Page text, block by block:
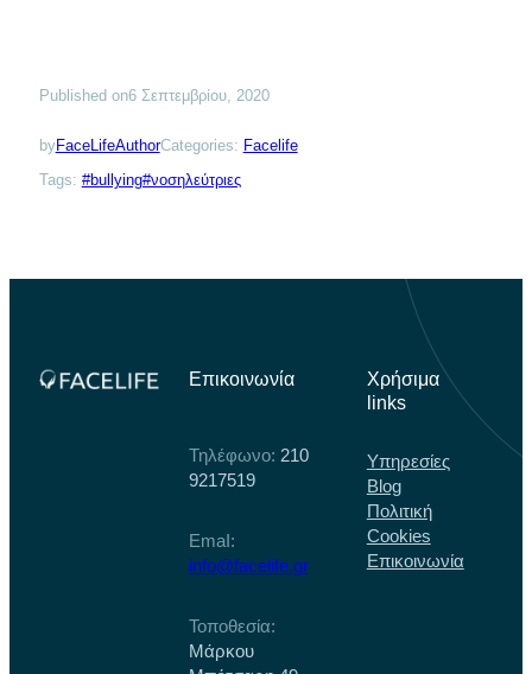
Published on6 Σεπτεμβρίου, 2020
byFaceLifeAuthorCategories: Facelife
Tags: #bullying#νοσηλεύτριες
Επικοινωνία
Τηλέφωνο: 210
9217519
EmaI:
info@facelife.gr
Τοποθεσία:
Μάρκου
Χρήσιμα
links
Υπηρεσίες
Blog
Πολιτική
Cookies
Επικοινωνία